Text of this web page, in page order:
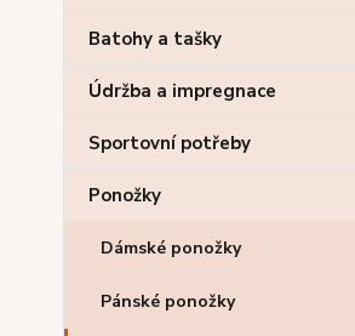
Batohy a tašky
Údržba a impregnace
Sportovní potřeby
Ponožky
Dámské ponožky
Pánské ponožky